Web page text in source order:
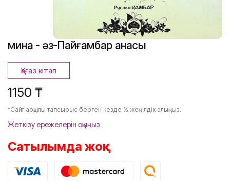
Әмина - әз-Пайғамбар анасы
Қағаз кітап
1150 ₸
*Сайт арқылы тапсырыс берген кезде % жеңілдік алыңыз.
Жеткізу ережелерін оқыңыз
Сатылымда жоқ